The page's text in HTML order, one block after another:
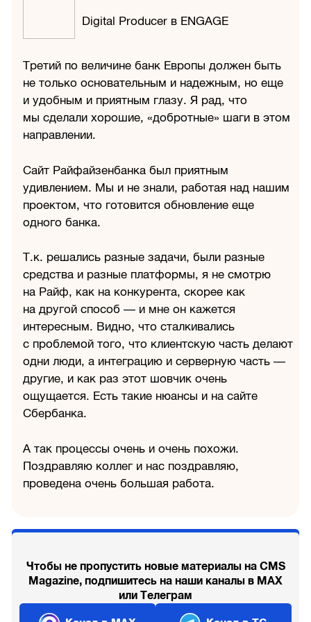
Digital Producer в ENGAGE
Третий по величине банк Европы должен быть
не только основательным и надежным, но еще
и удобным и приятным глазу. Я рад, что
мы сделали хорошие, «добротные» шаги в этом
направлении.
Сайт Райфайзенбанка был приятным
удивлением. Мы и не знали, работая над нашим
проектом, что готовится обновление еще
одного банка.
Т.к. решались разные задачи, были разные
средства и разные платформы, я не смотрю
на Райф, как на конкурента, скорее как
на другой способ — и мне он кажется
интересным. Видно, что сталкивались
с проблемой того, что клиентскую часть делают
одни люди, а интеграцию и серверную часть —
другие, и как раз этот шовчик очень
ощущается. Есть такие нюансы и на сайте
Сбербанка.
А так процессы очень и очень похожи.
Поздравляю коллег и нас поздравляю,
проведена очень большая работа.
Чтобы не пропустить новые материалы на CMS
Magazine, подпишитесь на наши каналы в MAX
или Телеграм